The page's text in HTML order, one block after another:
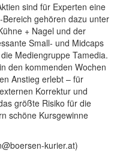
sind für Experten eine
gehören dazu unter
+ Nagel und der
Small- und Midcaps
Mediengruppe Tamedia.
den kommenden Wochen
Anstieg erlebt – für
Korrektur und
größte Risiko für die
schöne Kursgewinne
kurier.at)